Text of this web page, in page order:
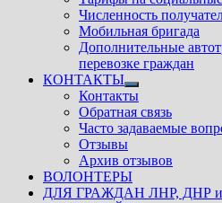
Численность
Мобильная бригада
Дополнительные
перевозке граждан
КОНТАКТЫ
Показать
подменю
Контакты
Обратная связь
Часто задаваемые
Отзывы
Архив отзывов
ВОЛОНТЕРЫ
ДЛЯ ГРАЖДАН ЛНР, ДНР